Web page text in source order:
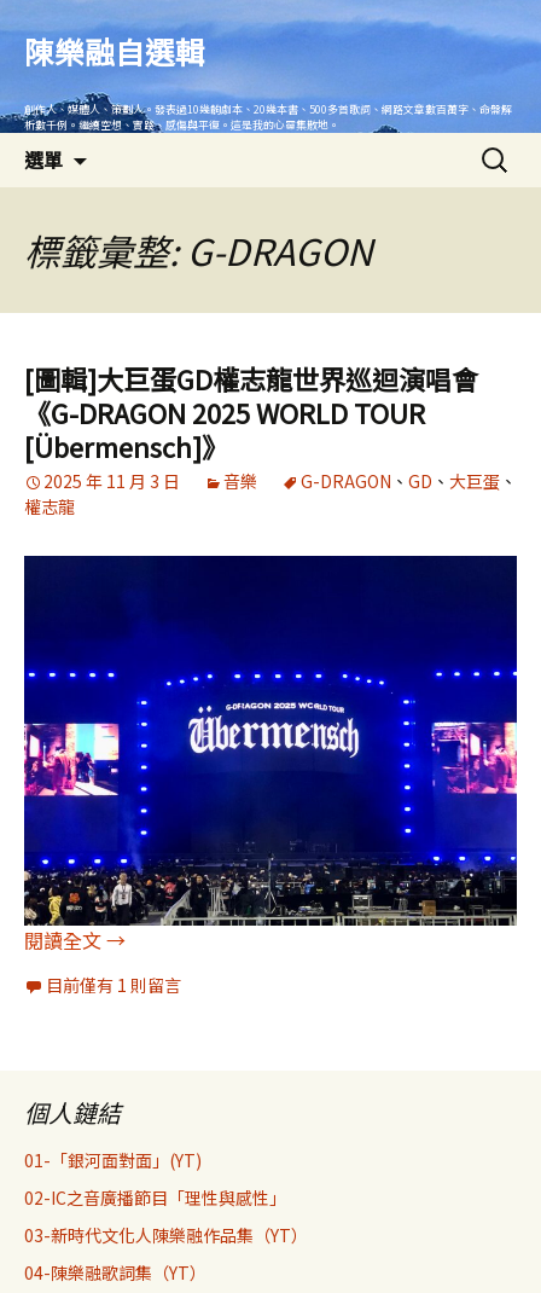
內
陳樂融自選輯
創作人、媒體人、策劃人。發表過10幾齣劇本、20幾本書、500多首歌詞、網路文章數百萬字、命盤解
析數千例。繼續空想、實踐、感傷與平復。這是我的心靈集散地。
選單
搜
尋
標籤彙整: G-DRAGON
[圖輯]大巨蛋GD權志龍世界巡迴演唱會
《G-DRAGON 2025 WORLD TOUR
[Übermensch]》
2025 年 11 月 3 日 音樂 G-DRAGON 、 GD 、 大巨蛋 、
權志龍
閱讀全文[圖輯]大巨蛋GD權志龍世界巡迴演唱會《G-
→
目前僅有 1 則留言
個人鏈結
01-「銀河面對面」(YT)
02-IC之音廣播節目「理性與感性」
03-新時代文化人陳樂融作品集（YT）
04-陳樂融歌詞集（YT）